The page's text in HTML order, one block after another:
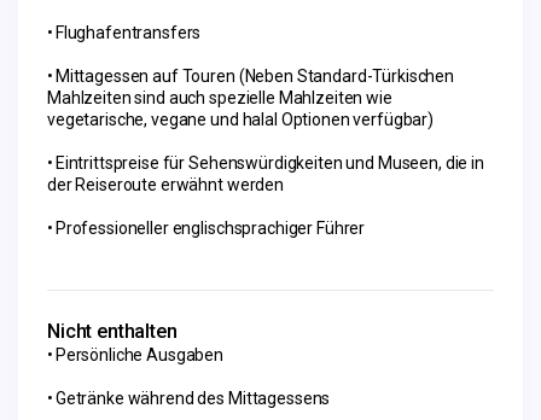
Flughafentransfers
Mittagessen auf Touren (Neben Standard-Türkischen
Mahlzeiten sind auch spezielle Mahlzeiten wie
vegetarische, vegane und halal Optionen verfügbar)
Eintrittspreise für Sehenswürdigkeiten und Museen, die in
der Reiseroute erwähnt werden
Professioneller englischsprachiger Führer
Nicht enthalten
Persönliche Ausgaben
Getränke während des Mittagessens